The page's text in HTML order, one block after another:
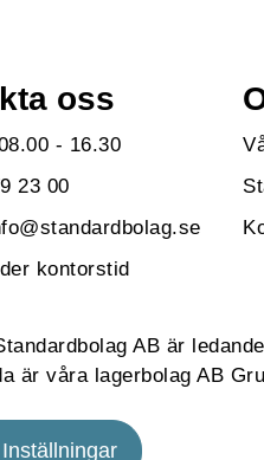
oss
- 16.30
23 00
kontorstid
AB är
är våra lagerbolag AB